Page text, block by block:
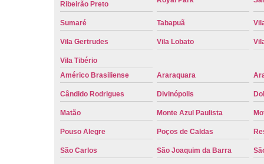
Ribeirão Preto
Sumaré Tabapuã
Vila Gertrudes Vila Lobato
Vila Tibério
Américo Brasiliense
Araraquara
Cândido Rodrigues Divinópolis
Matão Monte Azul Paulista
Pouso Alegre Poços de Caldas
São Carlos São Joaquim da Barra